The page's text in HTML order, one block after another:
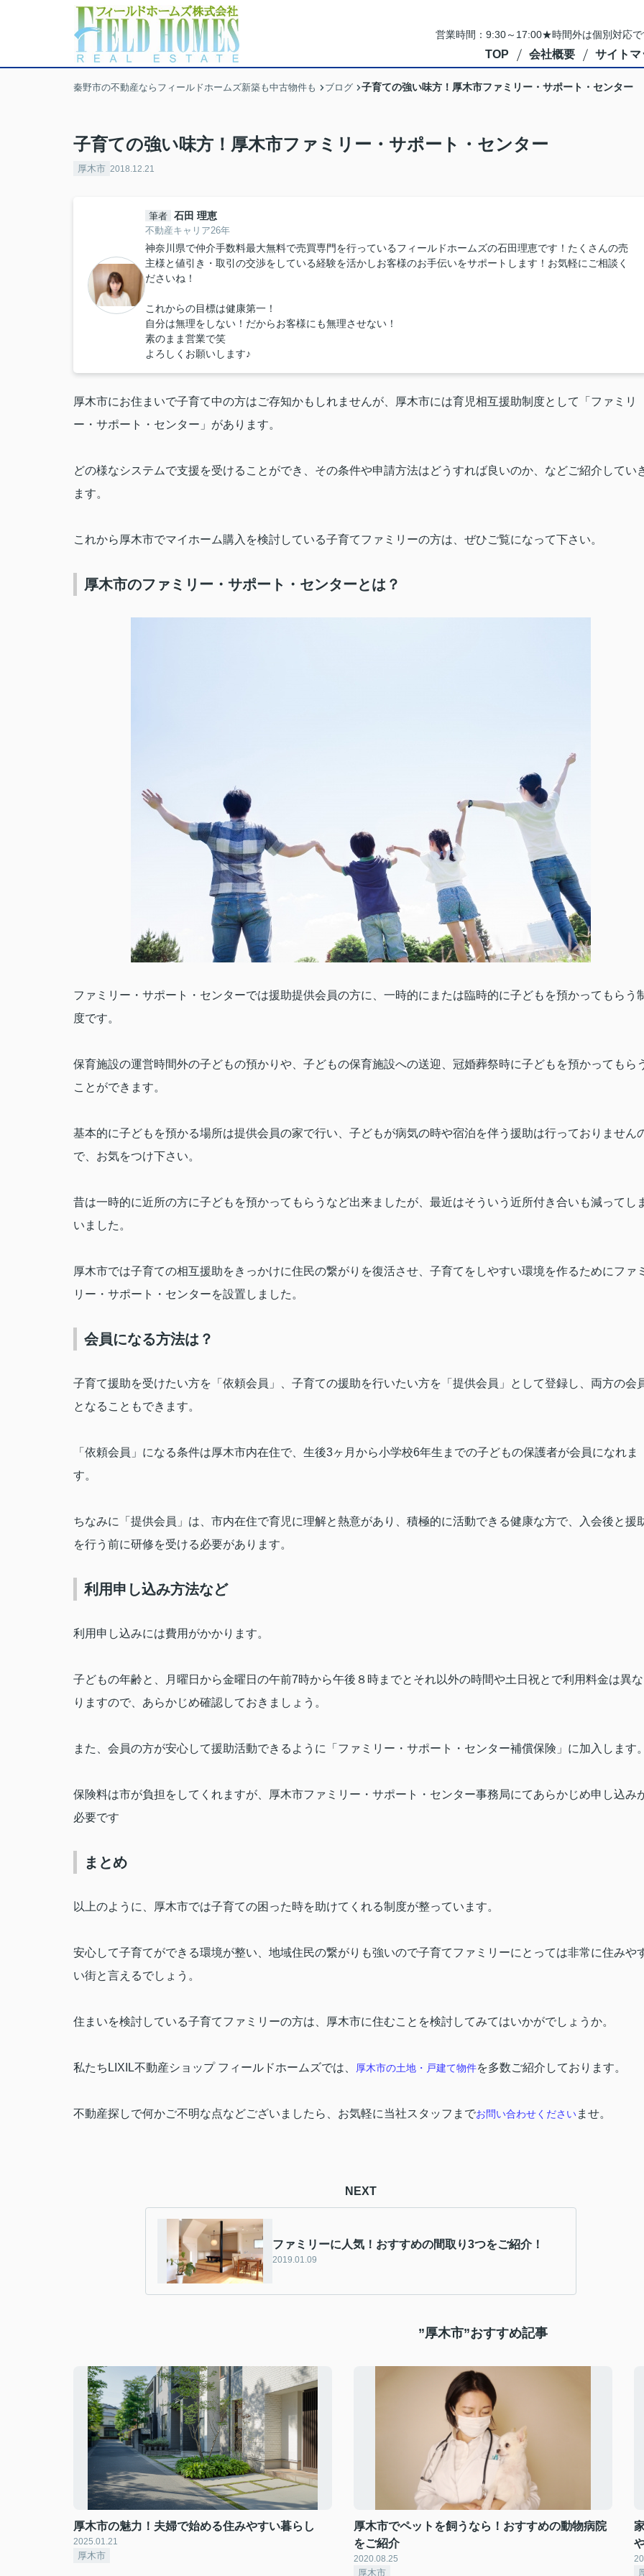
営業時間：9:30～17:00★時間外は個別対応
TOP 会社概要 サイトマ
秦野市の不動産ならフィールドホームズ新築も中古物件も ブログ 子育ての強い味方！厚木市ファミリー・サポート・センター
子育ての強い味方！厚木市ファミリー・サポート・センター
厚木市 2018.12.21
筆者 石田 理恵
不動産キャリア26年
神奈川県で仲介手数料最大無料で売買専門を行っているフィールドホームズの石田理恵です！たくさんの売
主様と値引き・取引の交渉をしている経験を活かしお客様のお手伝いをサポートします！お気軽にご相談く
ださいね！
これからの目標は健康第一！
自分は無理をしない！だからお客様にも無理させない！
素のまま営業で笑
よろしくお願いします♪
厚木市にお住まいで子育て中の方はご存知かもしれませんが、厚木市には育児相互援助制度として「ファミリ
ー・サポート・センター」があります。
どの様なシステムで支援を受けることができ、その条件や申請方法はどうすれば良いのか、などご紹介してい
ます。
これから厚木市でマイホーム購入を検討している子育てファミリーの方は、ぜひご覧になって下さい。
厚木市のファミリー・サポート・センターとは？
ファミリー・サポート・センターでは援助提供会員の方に、一時的にまたは臨時的に子どもを預かってもらう
度です。
保育施設の運営時間外の子どもの預かりや、子どもの保育施設への送迎、冠婚葬祭時に子どもを預かってもら
ことができます。
基本的に子どもを預かる場所は提供会員の家で行い、子どもが病気の時や宿泊を伴う援助は行っておりません
で、お気をつけ下さい。
昔は一時的に近所の方に子どもを預かってもらうなど出来ましたが、最近はそういう近所付き合いも減ってし
いました。
厚木市では子育ての相互援助をきっかけに住民の繋がりを復活させ、子育てをしやすい環境を作るためにファ
リー・サポート・センターを設置しました。
会員になる方法は？
子育て援助を受けたい方を「依頼会員」、子育ての援助を行いたい方を「提供会員」として登録し、両方の会
となることもできます。
「依頼会員」になる条件は厚木市内在住で、生後3ヶ月から小学校6年生までの子どもの保護者が会員になれま
す。
ちなみに「提供会員」は、市内在住で育児に理解と熱意があり、積極的に活動できる健康な方で、入会後と援
を行う前に研修を受ける必要があります。
利用申し込み方法など
利用申し込みには費用がかかります。
子どもの年齢と、月曜日から金曜日の午前7時から午後８時までとそれ以外の時間や土日祝とで利用料金は異な
りますので、あらかじめ確認しておきましょう。
また、会員の方が安心して援助活動できるように「ファミリー・サポート・センター補償保険」に加入します
保険料は市が負担をしてくれますが、厚木市ファミリー・サポート・センター事務局にてあらかじめ申し込み
必要です
まとめ
以上のように、厚木市では子育ての困った時を助けてくれる制度が整っています。
安心して子育てができる環境が整い、地域住民の繋がりも強いので子育てファミリーにとっては非常に住みや
い街と言えるでしょう。
住まいを検討している子育てファミリーの方は、厚木市に住むことを検討してみてはいかがでしょうか。
私たち LIXIL不動産ショップ フィールドホームズでは、 厚木市の土地・戸建て物件を多数ご紹介しております。
不動産探しで何かご不明な点などございましたら、お気軽に当社スタッフまでお問い合わせくださいませ。
NEXT
ファミリーに人気！おすすめの間取り3つをご紹介！
2019.01.09
”厚木市”おすすめ記事
厚木市の魅力！夫婦で始める住みやすい暮らし
2025.01.21
厚木市
厚木市でペットを飼うなら！おすすめの動物病院
をご紹介
2020.08.25
厚木市